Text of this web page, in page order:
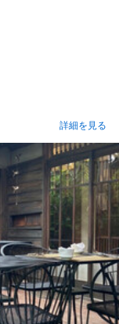
詳細を見る